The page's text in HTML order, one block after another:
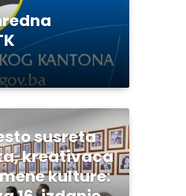
susreta
kreativaca
kulture: